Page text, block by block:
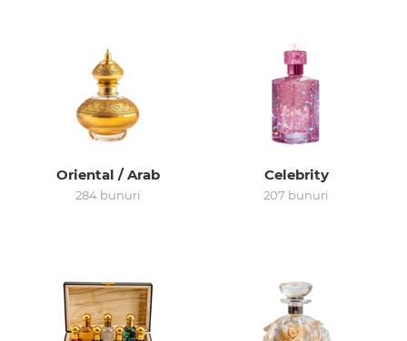
Oriental / Arab
284 bunuri
Celebrity
207 bunuri